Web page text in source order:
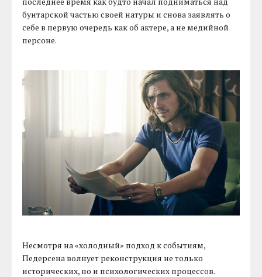
бунтарской частью своей натуры и снова заявлять о
себе в первую очередь как об актере, а не медийной
персоне.
Несмотря на «холодный» подход к событиям,
Педерсена волнует реконструкция не только
исторических, но и психологических процессов.